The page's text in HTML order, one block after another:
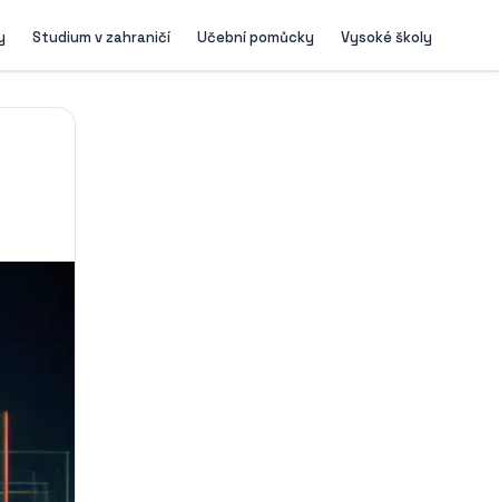
Studium v zahraničí Učební pomůcky Vysoké školy